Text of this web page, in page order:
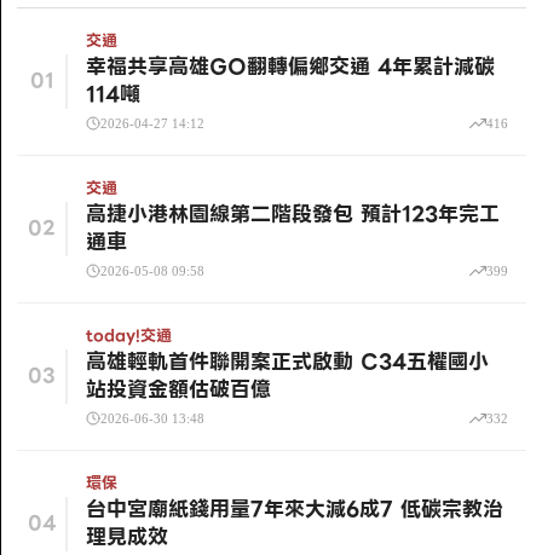
01
交通
幸福共享高雄GO翻轉偏鄉交通 4年累計減碳
114噸
2026-04-27 14:12 416
02
交通
高捷小港林園線第二階段發包 預計123年完工
通車
2026-05-08 09:58 399
03
today!交通
高雄輕軌首件聯開案正式啟動 C34五權國小
站投資金額估破百億
2026-06-30 13:48 332
04
環保
台中宮廟紙錢用量7年來大減6成7 低碳宗教治
理見成效